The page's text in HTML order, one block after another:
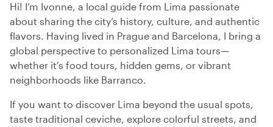
Hi! I’m Ivonne, a local guide from Lima passionate
about sharing the city’s history, culture, and authentic
flavors. Having lived in Prague and Barcelona, I bring a
global perspective to personalized Lima tours—
whether it’s food tours, hidden gems, or vibrant
neighborhoods like Barranco.
If you want to discover Lima beyond the usual spots,
taste traditional ceviche, explore colorful streets, and